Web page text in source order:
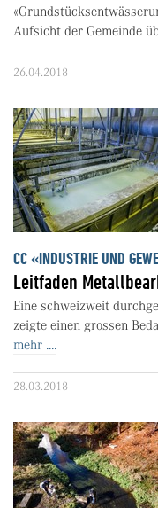
Aufsicht der Gemeinde
26.04.2018
CC «INDUSTRIE UND
Leitfaden
Eine schweizweit
zeigte einen grossen
mehr ....
28.03.2018